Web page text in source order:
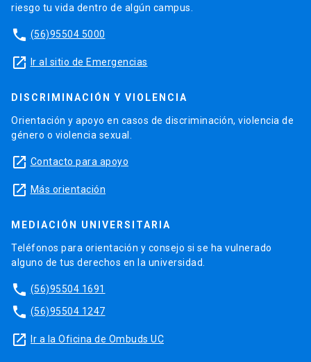
riesgo tu vida dentro de algún campus.
phone (56)95504 5000
launch Ir al sitio de Emergencias
DISCRIMINACIÓN Y VIOLENCIA
Orientación y apoyo en casos de discriminación, violencia de
género o violencia sexual.
launch Contacto para apoyo
launch Más orientación
MEDIACIÓN UNIVERSITARIA
Teléfonos para orientación y consejo si se ha vulnerado
alguno de tus derechos en la universidad.
phone (56)95504 1691
phone (56)95504 1247
launch Ir a la Oficina de Ombuds UC